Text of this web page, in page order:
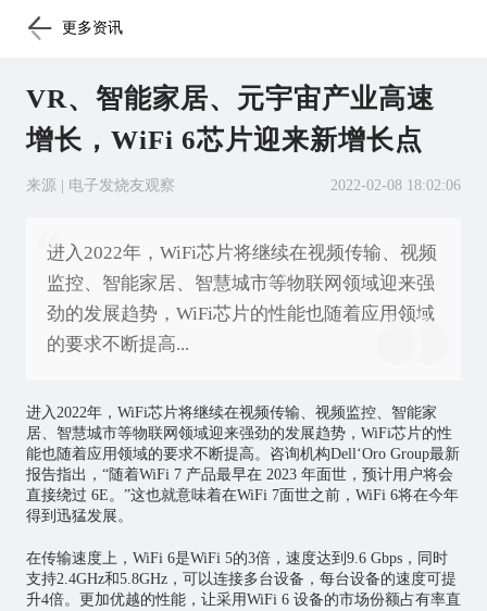
更多资讯
VR、智能家居、元宇宙产业高速
增长，WiFi 6芯片迎来新增长点
来源 | 电子发烧友观察 2022-02-08 18:02:06
进入2022年，WiFi芯片将继续在视频传输、视频
监控、智能家居、智慧城市等物联网领域迎来强
劲的发展趋势，WiFi芯片的性能也随着应用领域
的要求不断提高...
进入2022年，WiFi芯片将继续在视频传输、视频监控、 智能家
居、 智慧城市等物联网 领域迎来强劲的发展趋势，WiFi芯片的性
能也随着应用领域的要求不断提高。咨询机构Dell‘Oro Group最新
报告指出，“随着WiFi 7 产品最早在 2023 年面世，预计用户将会
直接绕过 6E。”这也就意味着在WiFi 7面世之前，WiFi 6将在今年
得到迅猛发展。
在传输速度上，WiFi 6是WiFi 5的3倍，速度达到9.6 Gbps，同时
支持2.4GHz和5.8GHz，可以连接多台设备，每台设备的速度可提
升4倍。更加优越的性能，让采用WiFi 6 设备的市场份额占有率直